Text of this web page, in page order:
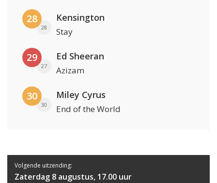
28
28
Kensington
Stay
29
27
Ed Sheeran
Azizam
30
30
Miley Cyrus
End of the World
Volgende uitzending:
Zaterdag 8 augustus, 17.00 uur